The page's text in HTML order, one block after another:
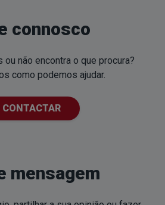
connosco
ou não encontra o que procura?
como podemos ajudar.
CONTACTAR
mensagem